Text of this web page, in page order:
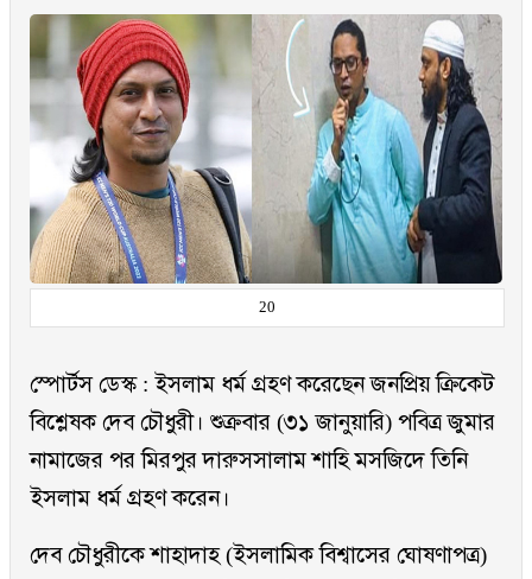
20
স্পোর্টস ডেস্ক : ইসলাম ধর্ম গ্রহণ করেছেন জনপ্রিয় ক্রিকেট
বিশ্লেষক দেব চৌধুরী। শুক্রবার (৩১ জানুয়ারি) পবিত্র জুমার
নামাজের পর মিরপুর দারুসসালাম শাহি মসজিদে তিনি
ইসলাম ধর্ম গ্রহণ করেন।
দেব চৌধুরীকে শাহাদাহ (ইসলামিক বিশ্বাসের ঘোষণাপত্র)